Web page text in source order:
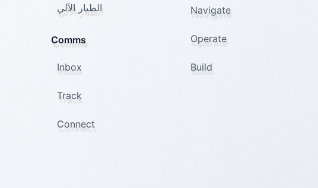
الطيار الآلي
Comms
Inbox
Track
Connect
Navigate
Operate
Build